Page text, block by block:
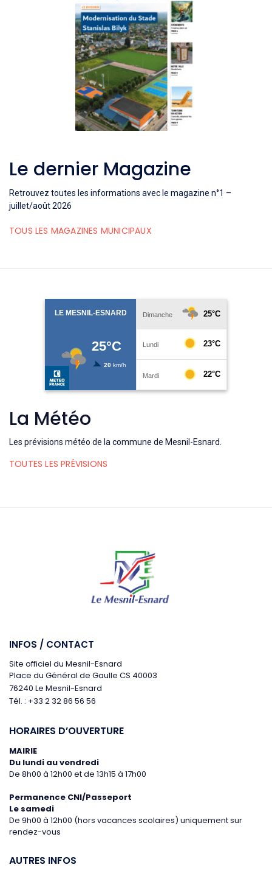
Le dernier Magazine
Retrouvez toutes les informations avec le magazine n°1 –
juillet/août 2026
TOUS LES MAGAZINES MUNICIPAUX
La Météo
Les prévisions météo de la commune de Mesnil-Esnard.
TOUTES LES PRÉVISIONS
INFOS / CONTACT
Site officiel du Mesnil-Esnard
Place du Général de Gaulle CS 40003
76240 Le Mesnil-Esnard
Tél. : +33 2 32 86 56 56
HORAIRES D’OUVERTURE
MAIRIE
Du lundi au vendredi
De 8h00 à 12h00 et de 13h15 à 17h00
Permanence CNI/Passeport
Le samedi
De 9h00 à 12h00 (hors vacances scolaires) uniquement sur
rendez-vous
AUTRES INFOS